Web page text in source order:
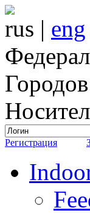
rus | eng
Регистрация